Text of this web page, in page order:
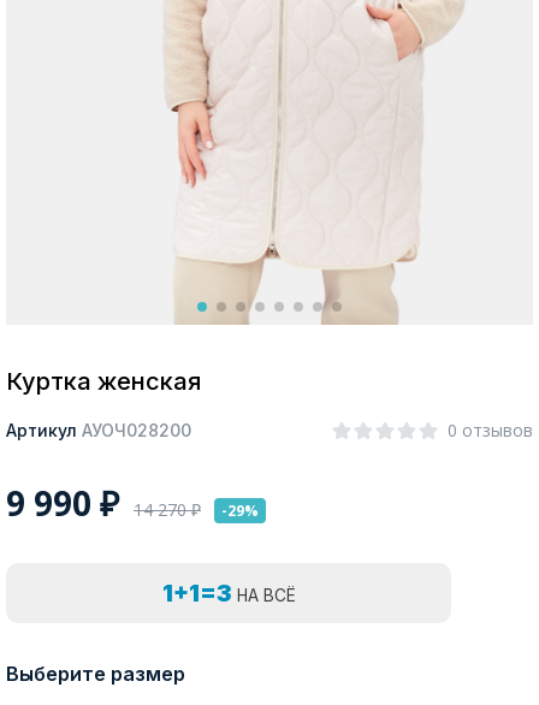
Изменить город
Куртка женская
Артикул АУОЧ028200 0 отзывов
9 990 ₽ 14 270₽ -29%
1+1=3 НА ВСЁ
Выберите размер